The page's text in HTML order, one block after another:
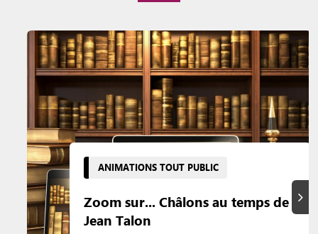
ANIMATIONS TOUT PUBLIC
Zoom sur... Châlons au temps de
Jean Talon